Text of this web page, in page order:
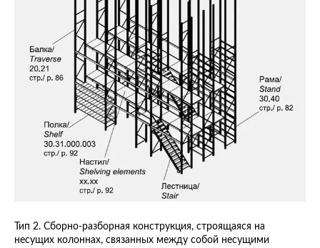
Тип 2. Сборно-разборная конструкция, строящаяся на
несущих колоннах, связанных между собой несущими